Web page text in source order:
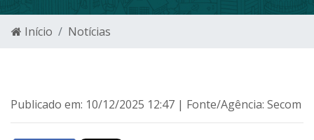
Início Notícias
Publicado em: 10/12/2025 12:47 | Fonte/Agência: Secom